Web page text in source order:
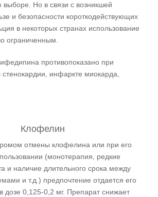
выборе. Но в связи с возникшей
и безопасности короткодействующих
в некоторых странах использование
ограниченным.
противопоказано при
стенокардии, инфаркте миокарда,
Клофелин
отмены клофелина или при его
(монотерапия, редкие
и наличие длительного срока между
и т.д.) предпочтение отдается его
дозе 0,125-0,2 мг. Препарат снижает